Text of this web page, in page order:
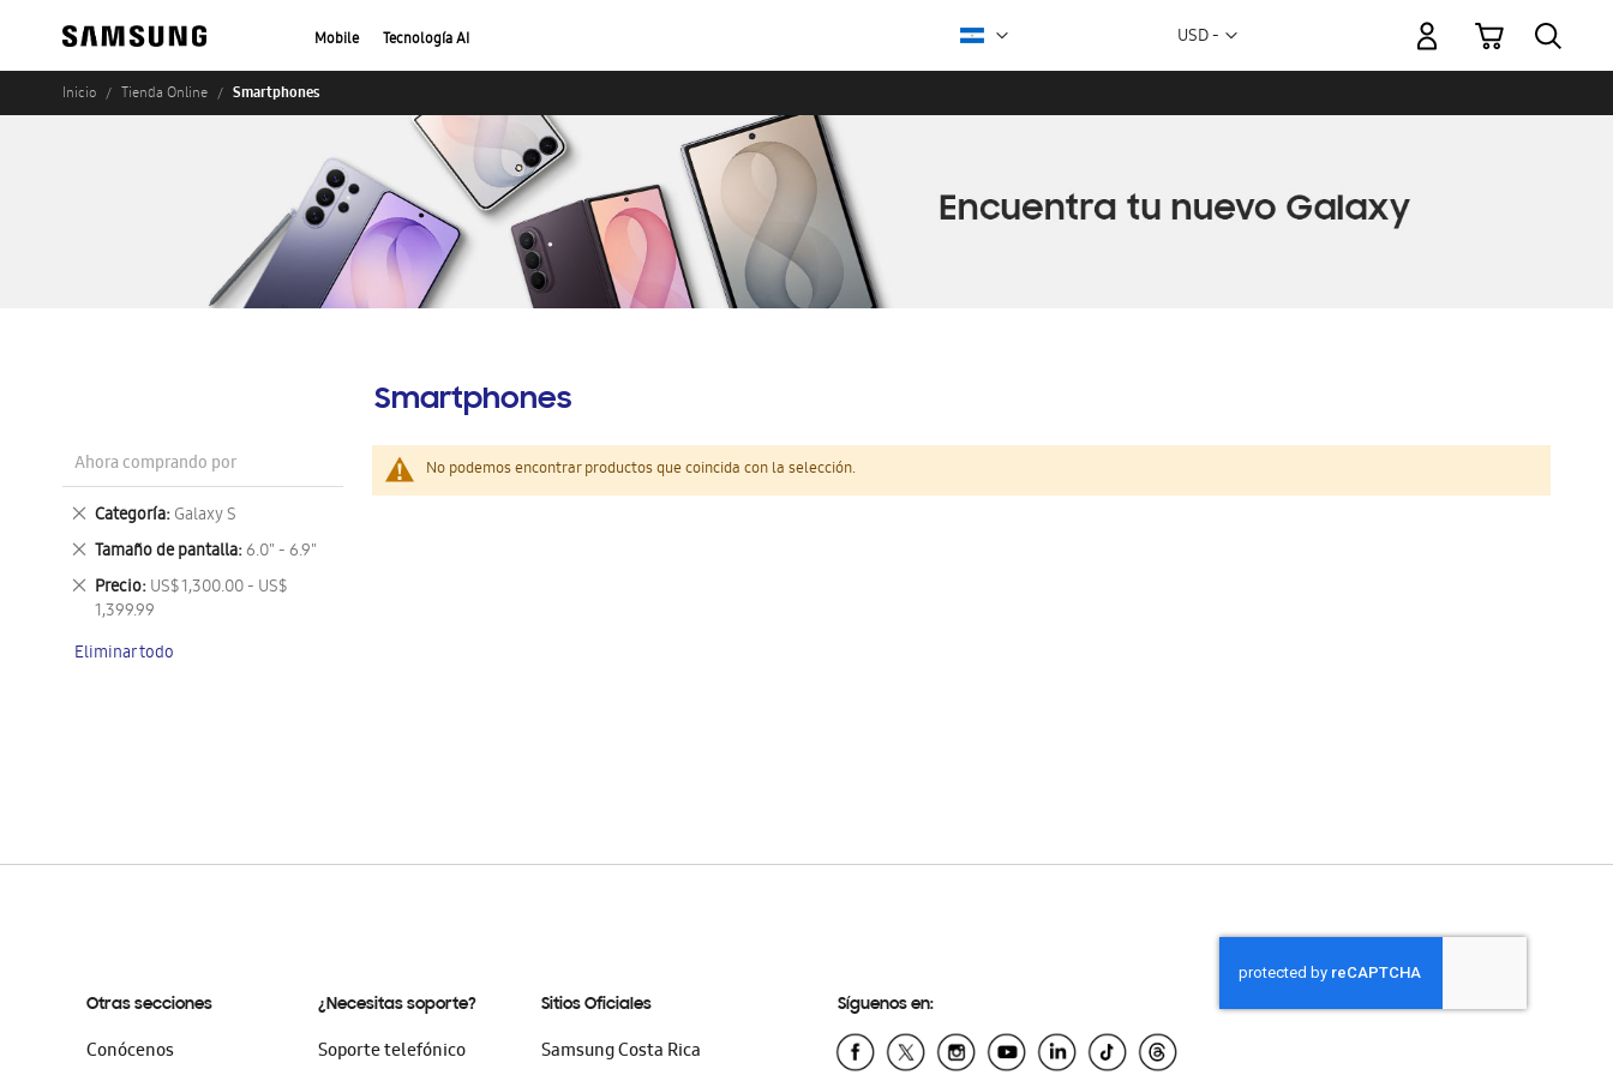
Mobile Tecnología AI Moneda
USD -
Mi carrito
Inicio Tienda Online Smartphones
Smartphones
No podemos encontrar productos que coincida con la selección.
Ahora comprando por
Categoría Galaxy S
Eliminar
este
artículo
Tamaño de pantalla 6.0" - 6.9"
Eliminar
este
artículo
Precio US$ 1,300.00 - US$
1,399.99
Eliminar
este
Eliminar todo
Otras secciones
Conócenos
¿Necesitas soporte?
Soporte telefónico
Sitios Oficiales
Samsung Costa Rica
Síguenos en: